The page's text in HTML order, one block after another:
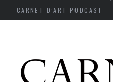
CARNET D’ART PODCAST